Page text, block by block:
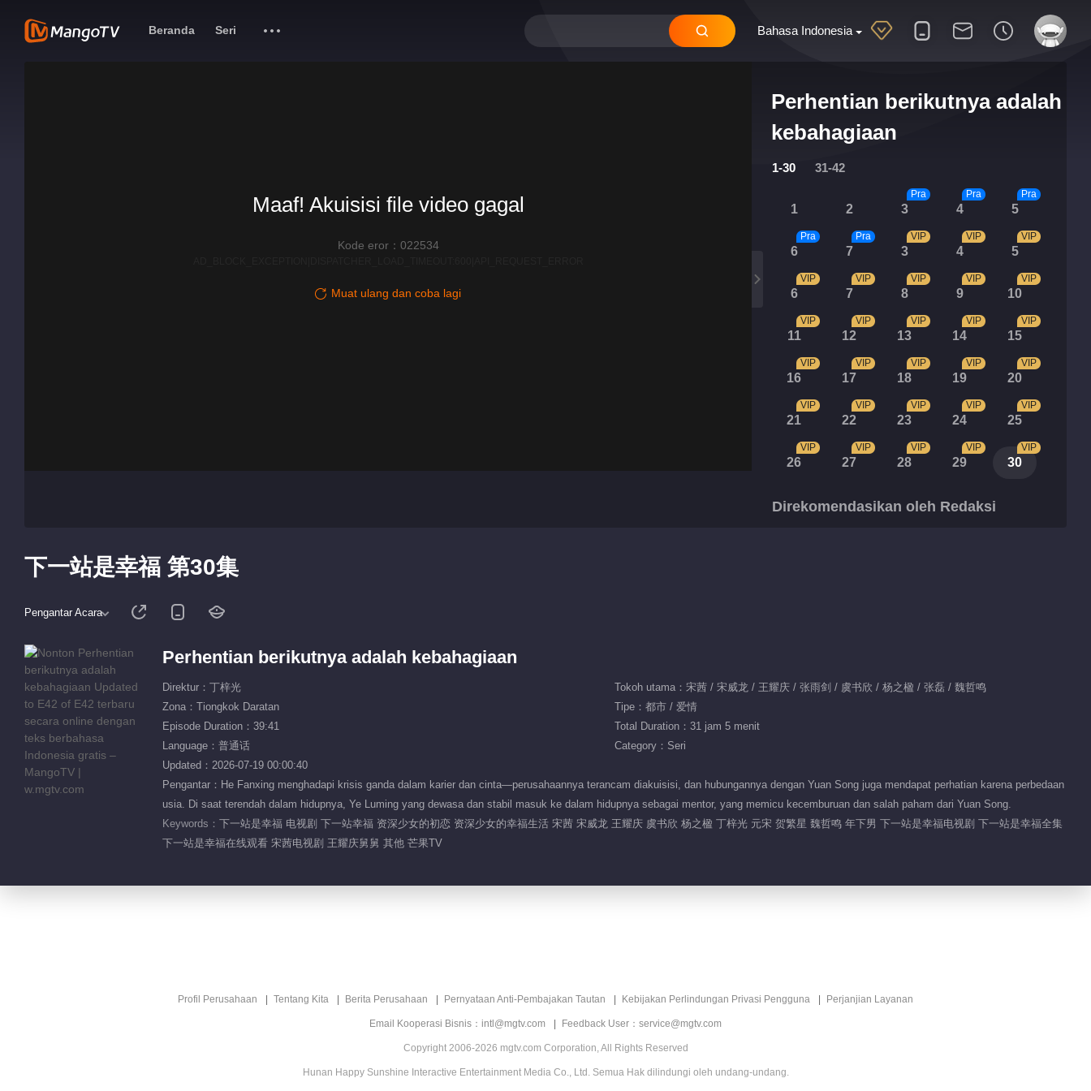
Bahasa Indonesia
Beranda Seri
Perhentian berikutnya adalah
kebahagiaan
1-30 31-42
1 2 3
Pra
4
Pra
5
Pra
6
Pra
7
Pra
3
VIP
4
VIP
5
VIP
6
VIP
7
VIP
8
VIP
9
VIP
10
VIP
11
VIP
12
VIP
13
VIP
14
VIP
15
VIP
16
VIP
17
VIP
18
VIP
19
VIP
20
VIP
21
VIP
22
VIP
23
VIP
24
VIP
25
VIP
26
VIP
27
VIP
28
VIP
29
VIP
30
VIP
Direkomendasikan oleh Redaksi
Perhentian
00:12
berikutnya adalah
kebahagiaan
00:29
Fitur EP 42 No.3
kebahagiaan
Maaf! Akuisisi file video gagal
Kode eror：022534
Muat ulang dan coba lagi
下一站是幸福 第30集
Pengantar Acara
Perhentian berikutnya adalah kebahagiaan
Direktur：丁梓光
Tokoh utama：宋茜 / 宋威龙 / 王耀庆 / 张雨剑 / 虞书欣 / 杨之楹 / 张磊 / 魏哲鸣
Zona：Tiongkok Daratan
Tipe：都市 / 爱情
Episode Duration：39:41
Total Duration：31 jam 5 menit
Language：普通话
Category：Seri
Updated：2026-07-19 00:00:40
Pengantar：He Fanxing menghadapi krisis ganda dalam karier dan cinta—perusahaannya terancam diakuisisi, dan hubungannya dengan Yuan Song juga mendapat perhatian karena perbedaan
usia. Di saat terendah dalam hidupnya, Ye Luming yang dewasa dan stabil masuk ke dalam hidupnya sebagai mentor, yang memicu kecemburuan dan salah paham dari Yuan Song.
Keywords： 下一站是幸福 电视剧 下一站幸福 资深少女的初恋 资深少女的幸福生活 宋茜 宋威龙 王耀庆 虞书欣 杨之楹 丁梓光 元宋 贺繁星 魏哲鸣 年下男 下一站是幸福电视剧 下一站是幸福全集
下一站是幸福在线观看 宋茜电视剧 王耀庆舅舅 其他 芒果TV
Profil Perusahaan Tentang Kita Berita Perusahaan Pernyataan Anti-Pembajakan Tautan Kebijakan Perlindungan Privasi Pengguna Perjanjian Layanan
Email Kooperasi Bisnis：intl@mgtv.com Feedback User：service@mgtv.com
Copyright 2006-2026 mgtv.com Corporation, All Rights Reserved
Hunan Happy Sunshine Interactive Entertainment Media Co., Ltd. Semua Hak dilindungi oleh undang-undang.